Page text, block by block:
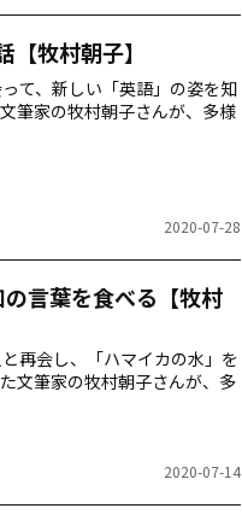
牧村朝子】
て、新しい「英語」の姿を知
筆家の牧村朝子さんが、多様
2020-07-28
言葉を食べる【牧村
再会し、「ハマイカの水」を
文筆家の牧村朝子さんが、多
2020-07-14